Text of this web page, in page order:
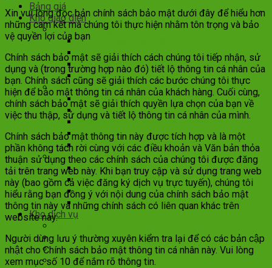
Bảng giá
Kho giao diện
Web bán hàng – dịch vụ
Landing page bán hàng
Landing page dịch vụ
Web bán dịch vụ
Web thương mại điện tử
Web chức năng
Web booking du lịch
Web đăng tin – dự án bất động sản
Web giáo dục – mua bán khóa học
Web tin tức
Web tuyển dụng
Web doanh nghiệp
Giới thiệu Doanh nghiệp
Web nhà hàng – khách sạn
Web phòng khám – bệnh viện
Web showroom – mua bán ô tô xe máy
Kho dịch vụ
Bản quyền
Cao cấp
Chăm sóc web
Marketing
Xin vui lòng đọc bản chính sách bảo mật dưới đây để hiểu hơn
những cam kết mà chúng tôi thực hiện nhằm tôn trọng và bảo
vệ quyền lợi của bạn
Chính sách bảo mật sẽ giải thích cách chúng tôi tiếp nhận, sử
dụng và (trong trường hợp nào đó) tiết lộ thông tin cá nhân của
bạn. Chính sách cũng sẽ giải thích các bước chúng tôi thực
hiện để bảo mật thông tin cá nhân của khách hàng. Cuối cùng,
chính sách bảo mật sẽ giải thích quyền lựa chọn của bạn về
việc thu thập, sử dụng và tiết lộ thông tin cá nhân của mình.
Chính sách bảo mật thông tin này được tích hợp và là một
phần không tách rời cùng với các điều khoản và Văn bản thỏa
thuận sử dụng theo các chính sách của chúng tôi được đăng
tải trên trang web này. Khi bạn truy cập và sử dụng trang web
này (bao gồm cả việc đăng ký dịch vụ trực tuyến), chúng tôi
hiểu rằng bạn đồng ý với nội dung của chính sách bảo mật
thông tin này và những chính sách có liên quan khác trên
website này.
Người dùng lưu ý thường xuyên kiểm tra lại để có các bản cập
nhật cho Chính sách bảo mật thông tin cá nhân này. Vui lòng
xem mục số 10 để nắm rõ thông tin.